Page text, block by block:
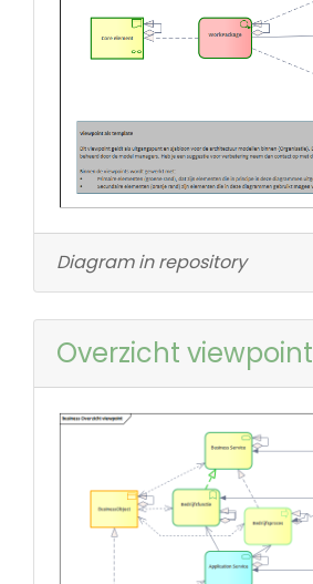
Diagram in repository
Overzicht viewpoint